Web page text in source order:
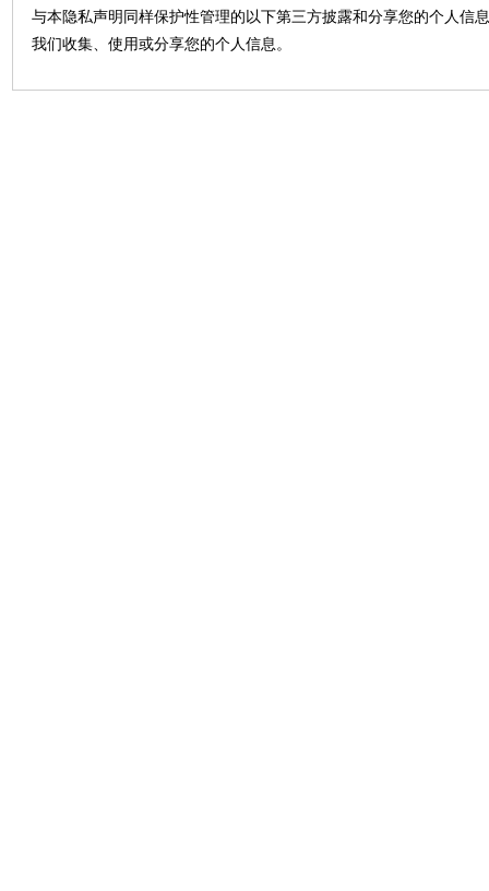
与本隐私声明同样保护性管理的以下第三方披露和分享您的个人信
我们收集、使用或分享您的个人信息。